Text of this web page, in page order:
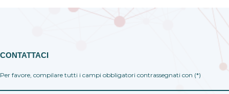
CONTATTACI
Per favore, compilare tutti i campi obbligatori contrassegnati con (*)